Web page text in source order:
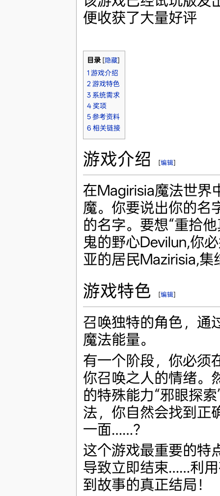
便收获了大量好评
目录[隐藏]
1 游戏介绍
2 游戏特色
3 系统需求
4 奖项
5 参考资料
6 相关链接
游戏介绍 [编辑]
在Magirisia魔法世界
魔。你要说出你的名
的名字。要想“重拾
鬼的野心Devilun,你
亚的居民Mazirisia,
游戏特色 [编辑]
召唤独特的角色，通
魔法能量。
有一个阶段，你必须
你召唤之人的情绪。
的特殊能力“邪眼探
法，你自然会找到正
一面……？
这个游戏最重要的特
导致立即结束……利
到故事的真正结局！